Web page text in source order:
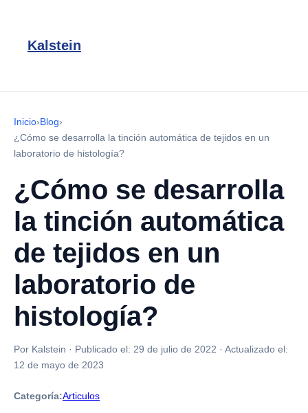
Kalstein
Inicio›Blog›
¿Cómo se desarrolla la tinción automática de tejidos en un
laboratorio de histología?
¿Cómo se desarrolla
la tinción automática
de tejidos en un
laboratorio de
histología?
Por Kalstein · Publicado el: 29 de julio de 2022 · Actualizado el:
12 de mayo de 2023
Categoría:Articulos